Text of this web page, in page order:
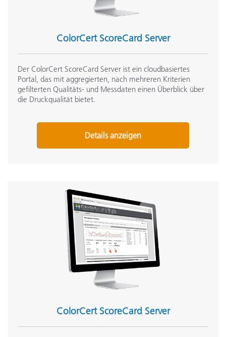
ColorCert ScoreCard Server
Der ColorCert ScoreCard Server ist ein cloudbasiertes
Portal, das mit aggregierten, nach mehreren Kriterien
gefilterten Qualitäts- und Messdaten einen Überblick über
die Druckqualität bietet.
Details anzeigen
ColorCert ScoreCard Server